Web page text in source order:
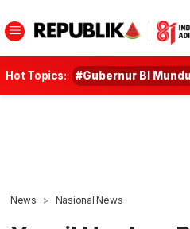
Hot Topics: #Gubernur BI
News Nasional News